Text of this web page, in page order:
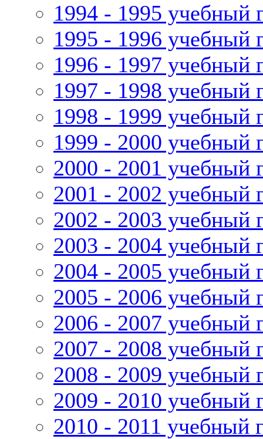
1994 - 1995 учебный
1995 - 1996 учебный
1996 - 1997 учебный
1997 - 1998 учебный
1998 - 1999 учебный
1999 - 2000 учебный
2000 - 2001 учебный
2001 - 2002 учебный
2002 - 2003 учебный
2003 - 2004 учебный
2004 - 2005 учебный
2005 - 2006 учебный
2006 - 2007 учебный
2007 - 2008 учебный
2008 - 2009 учебный
2009 - 2010 учебный
2010 - 2011 учебный